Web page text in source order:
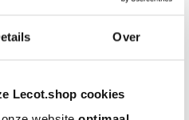
Over
Lecot.shop cookies